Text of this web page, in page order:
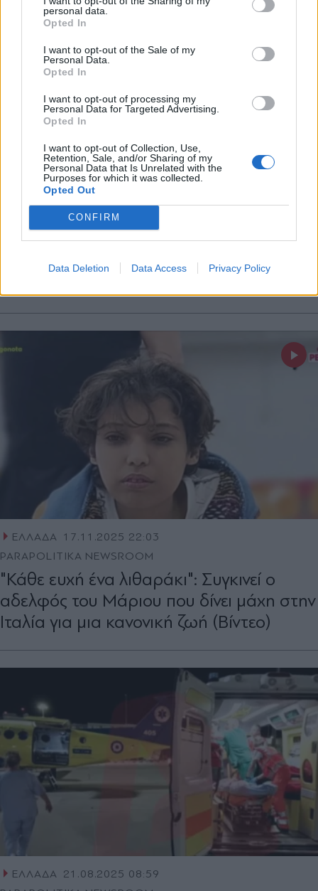
personal data.
Opted In
I want to opt-out of the Sale of my
Personal Data.
Opted In
I want to opt-out of processing my
Personal Data for Targeted Advertising.
Opted In
I want to opt-out of Collection, Use,
Retention, Sale, and/or Sharing of my
Personal Data that Is Unrelated with the
Purposes for which it was collected.
Opted Out
CONFIRM
Data Deletion Data Access Privacy Policy
21.11.2025 16:52
ΒΑΣΙΛΗΣ ΒΕΝΙΖΕΛΟΣ
Τορίνο: Με επιτυχία ολοκληρώθηκε
σήμερα η μεταμόσχευση ήπατος στον
ΕΛΛΑΔΑ 17.11.2025 22:03
PARAPOLITIKA NEWSROOM
"Κάθε ευχή ένα λιθαράκι": Συγκινεί ο
αδελφός του Μάριου που δίνει μάχη στην
Ιταλία για μια κανονική ζωή (Βίντεο)
ΕΛΛΑΔΑ
21.08.2025 08:59
Αποδέχομαι τους
και την πολιτική απορρήτου
X